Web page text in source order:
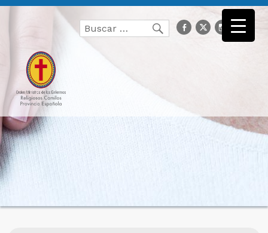
Buscar
por:
Buscarfacebook
Twitter